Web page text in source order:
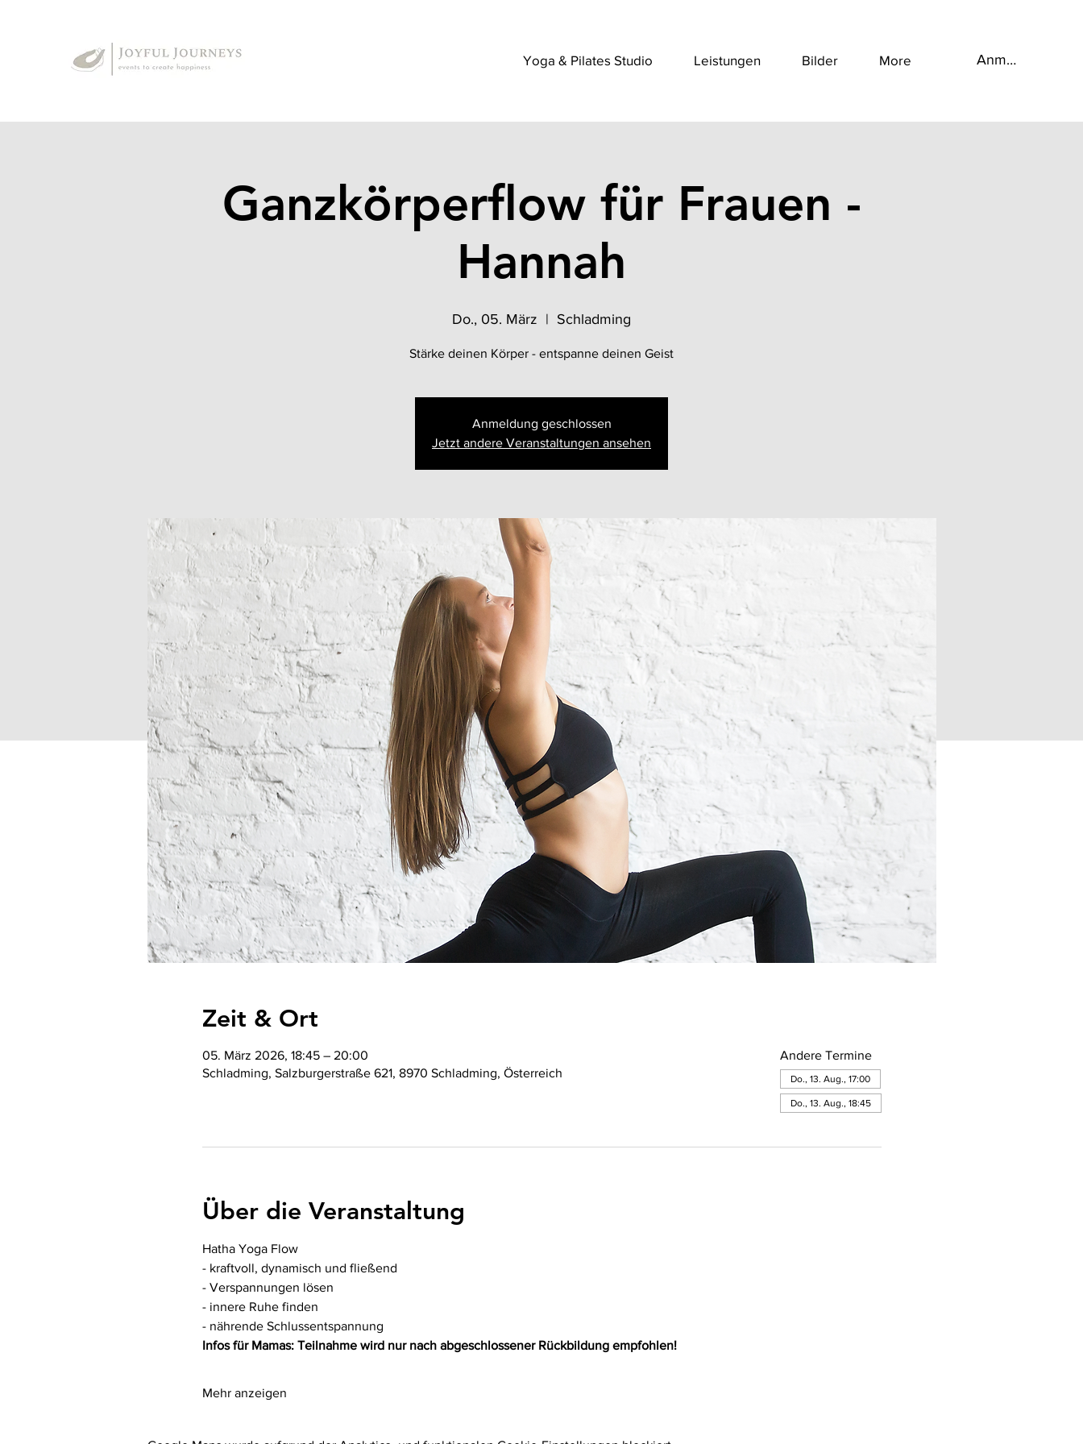
Yoga & Pilates Studio Leistungen Bilder More Anmelden
Ganzkörperflow für Frauen -
Hannah
Do., 05. März
  |
Schladming
Stärke deinen Körper - entspanne deinen Geist
Anmeldung geschlossen
Jetzt andere Veranstaltungen ansehen
Zeit & Ort
05. März 2026, 18:45 – 20:00
Schladming, Salzburgerstraße 621, 8970 Schladming, Österreich
Andere Termine
Do., 13. Aug., 17:00
Do., 13. Aug., 18:45
Über die Veranstaltung
Hatha Yoga Flow
- kraftvoll, dynamisch und fließend
- Verspannungen lösen
- innere Ruhe finden
- nährende Schlussentspannung
Infos für Mamas: Teilnahme wird nur nach abgeschlossener Rückbildung empfohlen!
Mehr anzeigen